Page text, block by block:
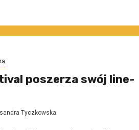
poszerza swój line-
Tyczkowska